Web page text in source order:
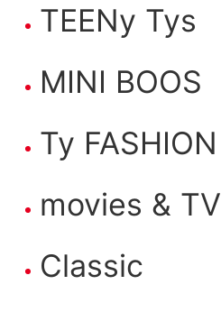
TEENy Tys
MINI BOOS
Ty FASHION
movies & TV
Classic